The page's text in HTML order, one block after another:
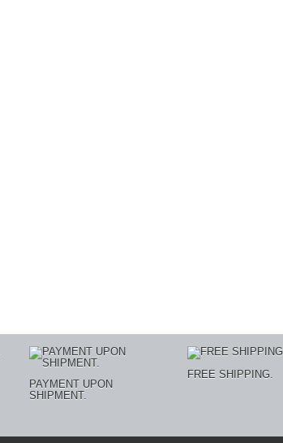
PAYMENT UPON
SHIPMENT.
FREE SHIPPING.